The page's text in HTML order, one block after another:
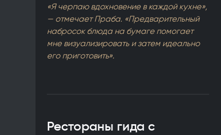
«Я черпаю вдохновение в каждой кухне»,
— отмечает Праба. «Предварительный
набросок блюда на бумаге помогает
мне визуализировать и затем идеально
его приготовить».
Рестораны гида с